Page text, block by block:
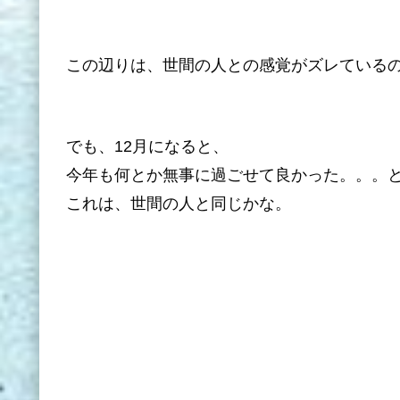
この辺りは、世間の人との感覚がズレている
でも、12月になると、
今年も何とか無事に過ごせて良かった。。。
これは、世間の人と同じかな。